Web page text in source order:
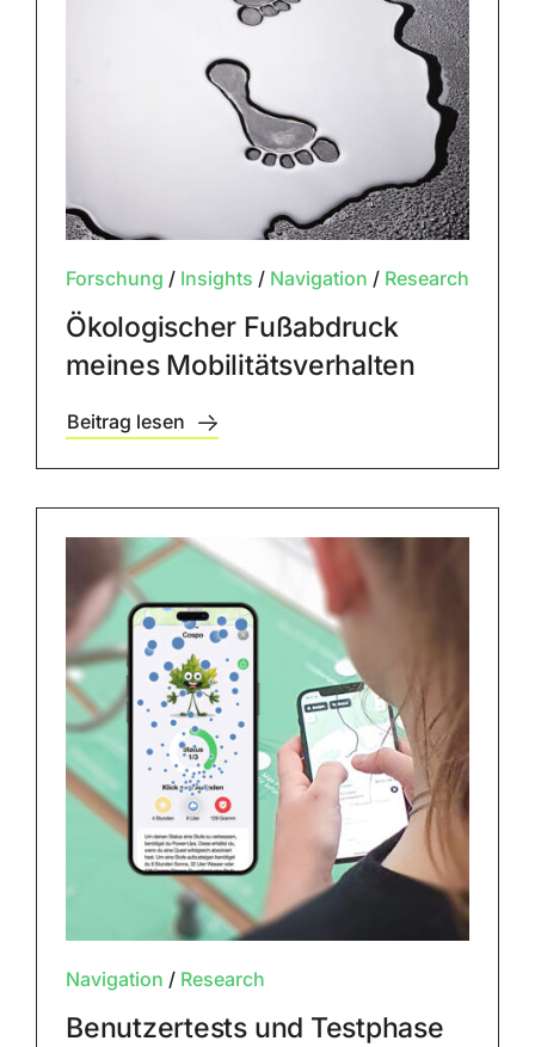
Forschung / Insights / Navigation / Research
Ökologischer Fußabdruck
meines Mobilitätsverhalten
Beitrag lesen
Navigation / Research
Benutzertests und Testphase